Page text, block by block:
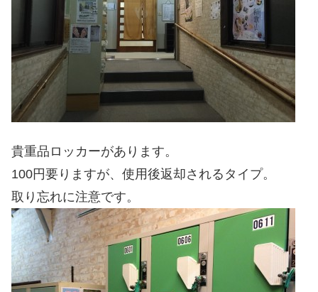
貴重品ロッカーがあります。
100円要りますが、使用後返却されるタイプ。
取り忘れに注意です。